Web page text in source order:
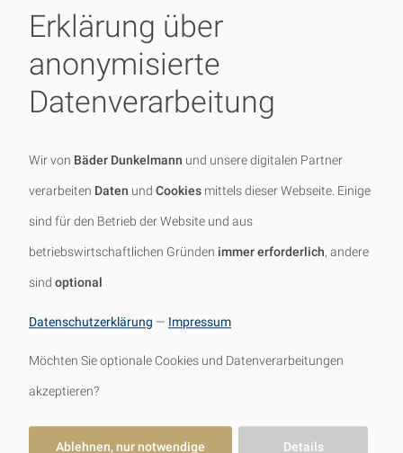
E-Mail:
mail@baederdunkelmann.de
ZUR BADPLANUNG
Erklärung über
anonymisierte
Datenverarbeitung
Wir von Bäder Dunkelmann und unsere digitalen Partner
verarbeiten Daten und Cookies mittels dieser Webseite. Einige
sind für den Betrieb der Website und aus
betriebswirtschaftlichen Gründen immer erforderlich, andere
sind optional
Datenschutzerklärung — Impressum
Möchten Sie optionale Cookies und Datenverarbeitungen
akzeptieren?
Details
Ablehnen, nur notwendige